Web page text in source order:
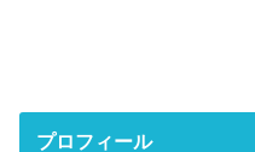
プロフィール